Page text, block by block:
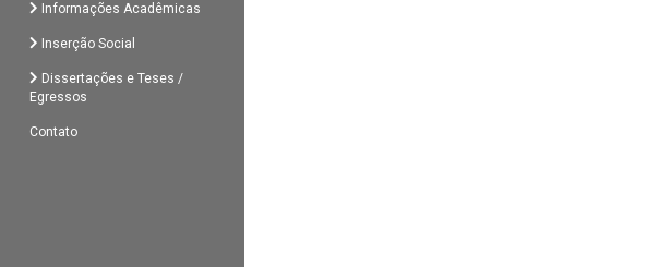
Informações Acadêmicas
Inserção Social
Dissertações e Teses /
Egressos
Contato